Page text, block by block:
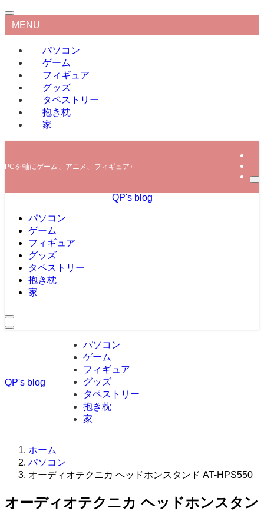
MENU
パソコン
ゲーム
フィギュア
グッズ
タペストリー
抱き枕
家
PCを軸にゲーム、アニメ、フィギュアなどの情報を発信していきます。
QP's blog
パソコン
ゲーム
フィギュア
グッズ
タペストリー
抱き枕
家
QP's blog
パソコン
ゲーム
フィギュア
グッズ
タペストリー
抱き枕
家
ホーム
パソコン
オーディオテクニカ ヘッドホンスタンド AT-HPS550
オーディオテクニカ ヘッドホンスタン